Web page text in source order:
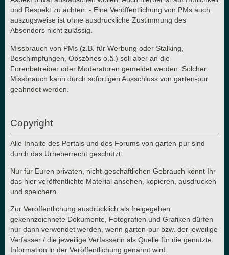
und Respekt zu achten. - Eine Veröffentlichung von PMs auch
auszugsweise ist ohne ausdrückliche Zustimmung des
Absenders nicht zulässig.
Missbrauch von PMs (z.B. für Werbung oder Stalking,
Beschimpfungen, Obszönes o.ä.) soll aber an die
Forenbetreiber oder Moderatoren gemeldet werden. Solcher
Missbrauch kann durch sofortigen Ausschluss von garten-pur
geahndet werden.
Copyright
Alle Inhalte des Portals und des Forums von garten-pur sind
durch das Urheberrecht geschützt:
Nur für Euren privaten, nicht-geschäftlichen Gebrauch könnt Ihr
das hier veröffentlichte Material ansehen, kopieren, ausdrucken
und speichern.
Zur Veröffentlichung ausdrücklich als freigegeben
gekennzeichnete Dokumente, Fotografien und Grafiken dürfen
nur dann verwendet werden, wenn garten-pur bzw. der jeweilige
Verfasser / die jeweilige Verfasserin als Quelle für die genutzte
Information in der Veröffentlichung genannt wird.